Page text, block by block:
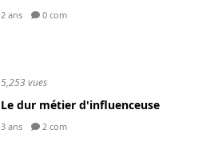
2 ans 0 com
5,253 vues
Le dur métier d'influenceuse
3 ans 2 com